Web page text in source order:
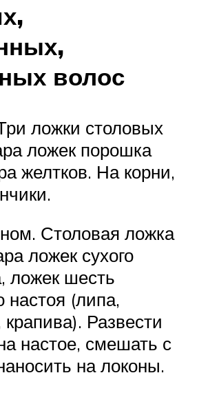
волос
ложки столовых
ложек порошка
желтков. На корни,
Столовая ложка
ложек сухого
ложек шесть
настоя (липа,
Развести
настое, смешать с
на локоны.